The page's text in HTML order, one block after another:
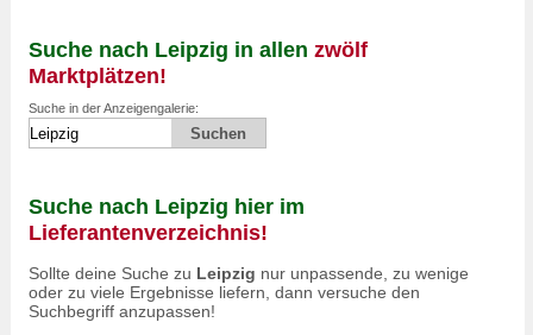
Suche nach Leipzig in allen zwölf
Marktplätzen!
Suche in der Anzeigengalerie:
Suche nach Leipzig hier im
Lieferantenverzeichnis!
Sollte deine Suche zu Leipzig nur unpassende, zu wenige
oder zu viele Ergebnisse liefern, dann versuche den
Suchbegriff anzupassen!